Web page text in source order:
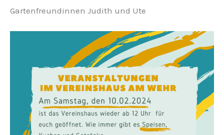
Gartenfreundinnen Judith und Ute